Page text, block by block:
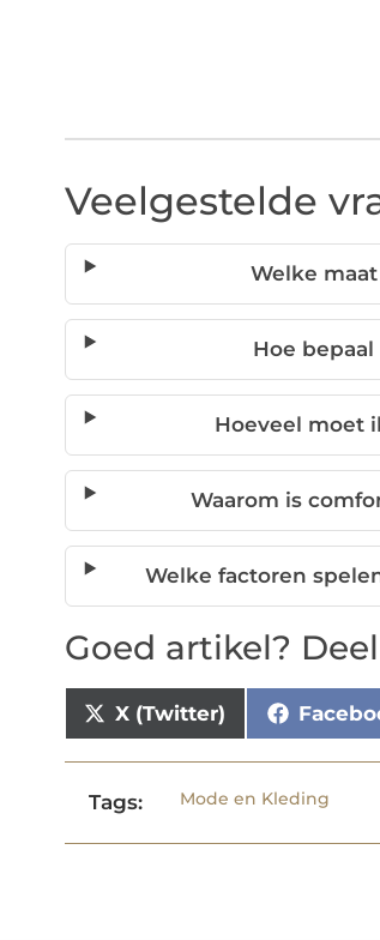
Veelgestelde
Welke
Hoe
Hoeveel moet
Waarom is
Welke factoren
Goed artikel?
X (Twitter)
Tags: Mode en Kleding